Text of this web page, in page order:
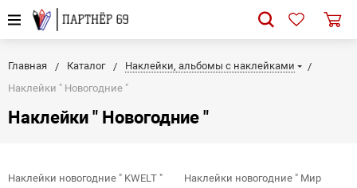
Главная Каталог
Наклейки, альбомы с наклейками
Наклейки " Новогодние "
Наклейки " Новогодние "
Наклейки новогодние " KWELT "
Наклейки новогодние " Мир